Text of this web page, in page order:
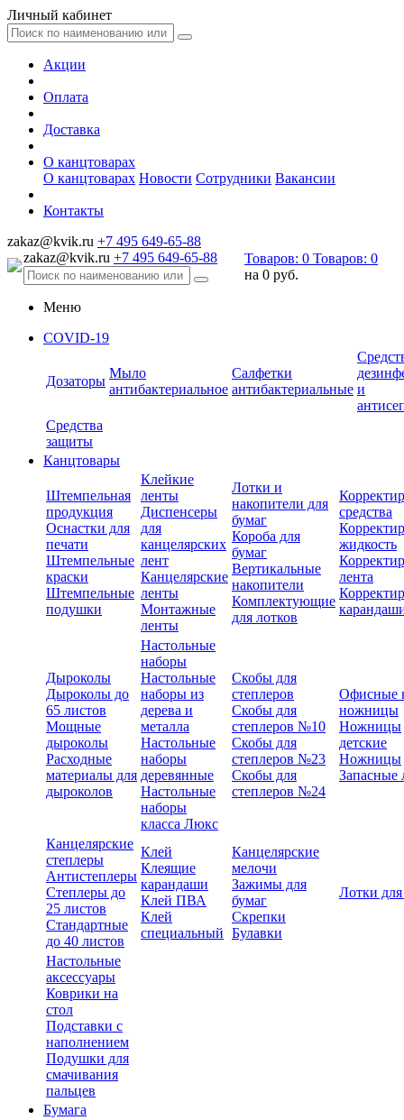
Личный кабинет
Акции
Оплата
Доставка
О канцтоварах
О канцтоварах Новости Сотрудники Вакансии
Контакты
zakaz@kvik.ru +7 495 649-65-88
zakaz@kvik.ru +7 495 649-65-88 Товаров: 0 Товаров: 0
на 0 руб.
Меню
COVID-19
Дозаторы
Мыло
антибактериальное
Салфетки
антибактериальные и
Средства
защиты
Канцтовары
Штемпельная
продукция
Оснастки для
печати
Штемпельные
краски
Штемпельные
подушки
Клейкие
ленты
Диспенсеры
для
канцелярских
лент
Канцелярские
ленты
Монтажные
ленты
Лотки и
накопители для
бумаг
Короба для
бумаг
Вертикальные
накопители
Комплектующие
для лотков
средства
жидкость
лента
Дыроколы
Дыроколы до
65 листов
Мощные
дыроколы
Расходные
материалы для
дыроколов
Настольные
наборы
Настольные
наборы из
дерева и
металла
Настольные
наборы
деревянные
Настольные
наборы
класса Люкс
Скобы для
степлеров
Скобы для
степлеров №10
Скобы для
степлеров №23
Скобы для
степлеров №24
Офисные
ножницы
Ножницы
детские
Ножницы
Запасные
Канцелярские
степлеры
Антистеплеры
Степлеры до
25 листов
Стандартные
до 40 листов
Клей
Клеящие
карандаши
Клей ПВА
Клей
специальный
Канцелярские
мелочи
Зажимы для
бумаг
Скрепки
Булавки
Лотки
Настольные
аксессуары
Коврики на
стол
Подставки с
наполнением
Подушки для
смачивания
пальцев
Бумага